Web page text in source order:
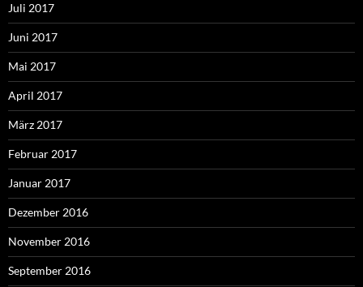
Juli 2017
Juni 2017
Mai 2017
April 2017
März 2017
Februar 2017
Januar 2017
Dezember 2016
November 2016
September 2016